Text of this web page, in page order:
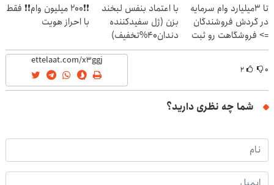
تا 3میلیارد وام سرمایه
در گردش فروشندگان
=> فروشگاهت رو ثبت
کن
با اعتماد بنفس لبخند
بزن (ژل سفیدکننده
دندان40%تخفیف)
❗❗200 میلیون وام❗❗ فقط
با احراز هویت
۰ ۲
شما چه نظری دارید؟